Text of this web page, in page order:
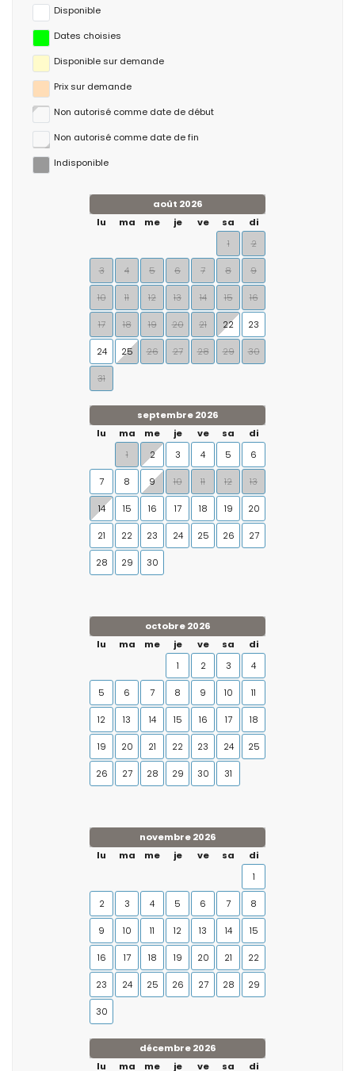
Disponible
Dates choisies
Disponible sur demande
Prix ​​sur demande
Non autorisé comme date de début
Non autorisé comme date de fin
Indisponible
août 2026
lu
ma me je ve sa
di
1
2
3 4 5 6 7 8 9
10 11 12 13 14 15 16
17 18 19 20 21 22 23
24 25 26 27 28 29 30
31
septembre 2026
lu
ma me je ve sa
di
1
2 3 4 5 6
7 8 9 10 11 12 13
14 15 16 17 18 19 20
21 22 23 24 25 26 27
28 29 30
octobre 2026
lu
ma me je ve sa
di
1
2 3 4
5 6 7 8 9 10 11
12 13 14 15 16 17 18
19 20 21 22 23 24 25
26 27 28 29 30 31
novembre 2026
lu
ma me je ve sa
di
1
2 3 4 5 6 7 8
9 10 11 12 13 14 15
16 17 18 19 20 21 22
23 24 25 26 27 28 29
30
décembre 2026
lu
ma me je ve sa
di